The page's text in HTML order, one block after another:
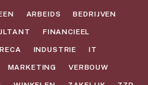
ARBEIDS BEDRIJVEN
FINANCIEEL
INDUSTRIE IT
MARKETING VERBOUW